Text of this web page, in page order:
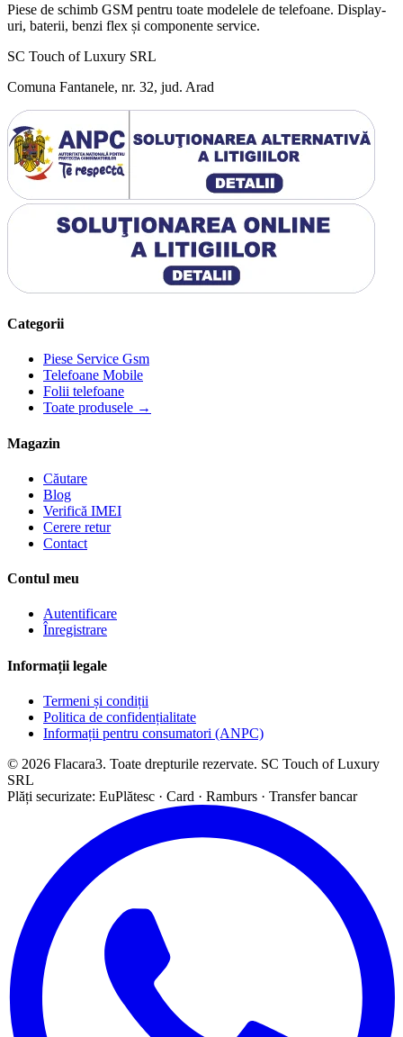
Piese de schimb GSM pentru toate modelele de telefoane. Display-
uri, baterii, benzi flex și componente service.
SC Touch of Luxury SRL
Comuna Fantanele, nr. 32, jud. Arad
Categorii
Piese Service Gsm
Telefoane Mobile
Folii telefoane
Toate produsele →
Magazin
Căutare
Blog
Verifică IMEI
Cerere retur
Contact
Contul meu
Autentificare
Înregistrare
Informații legale
Termeni și condiții
Politica de confidențialitate
Informații pentru consumatori (ANPC)
© 2026 Flacara3. Toate drepturile rezervate. SC Touch of Luxury
SRL
Plăți securizate: EuPlătesc · Card · Ramburs · Transfer bancar